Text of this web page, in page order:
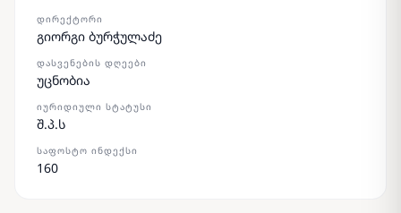
ᲓᲘᲠᲔᲥᲢᲝᲠᲘ
გიორგი ბურჭულაძე
ᲓᲐᲡᲕᲔᲜᲔᲑᲘᲡ ᲓᲦᲔᲔᲑᲘ
უცნობია
ᲘᲣᲠᲘᲓᲘᲣᲚᲘ ᲡᲢᲐᲢᲣᲡᲘ
შ.პ.ს
ᲡᲐᲤᲝᲡᲢᲝ ᲘᲜᲓᲔᲥᲡᲘ
160